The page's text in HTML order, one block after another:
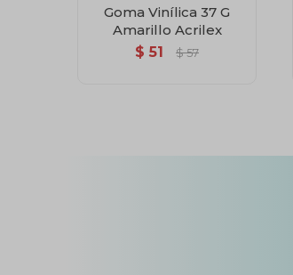
Goma Vinílica 37 G
Amarillo Acrilex
$ 51 $ 57